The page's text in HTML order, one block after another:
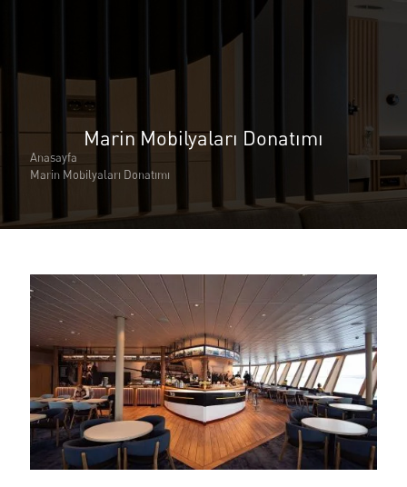
Neden Çita Marine
Sürdürebilirlik
Sertifikalarımız
CITA Marin İnsanları
Kariyer
Hizmetlerimiz
Marin Mobilyaları Donatımı
Danışmanlık ve Planlama
Geliştirme ve Üretim
Montaj Desteği
Özelleştirilmiş Marangozluk
Global Lojistik ve Paketleme
Marin Mobilyaları Donatımı
Anasayfa
Marin Mobilyaları Donatımı